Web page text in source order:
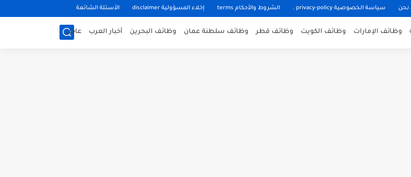
نحن سياسة الخصوصية privacy-policy . الشروط والأحكام terms إخلاء المسؤولية disclaimer الأسئلة الشائعة
وظائف الإمارات وظائف الكويت وظائف قطر وظائف سلطنة عمان وظائف البحرين أخبار العرب عاجل